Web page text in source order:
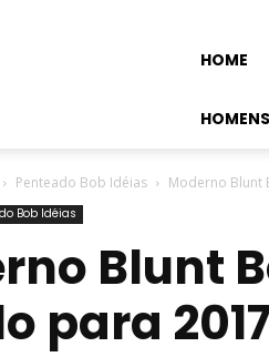
HOME
Penteado Bob Idéias Moderno Blunt
Bob Idéias
Blunt
para 2017